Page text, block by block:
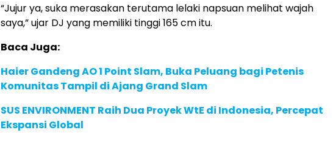
“Jujur ya, suka merasakan terutama lelaki napsuan melihat wajah
saya,” ujar DJ yang memiliki tinggi 165 cm itu.
Baca Juga:
Haier Gandeng AO 1 Point Slam, Buka Peluang bagi Petenis
Komunitas Tampil di Ajang Grand Slam
SUS ENVIRONMENT Raih Dua Proyek WtE di Indonesia, Percepat
Ekspansi Global